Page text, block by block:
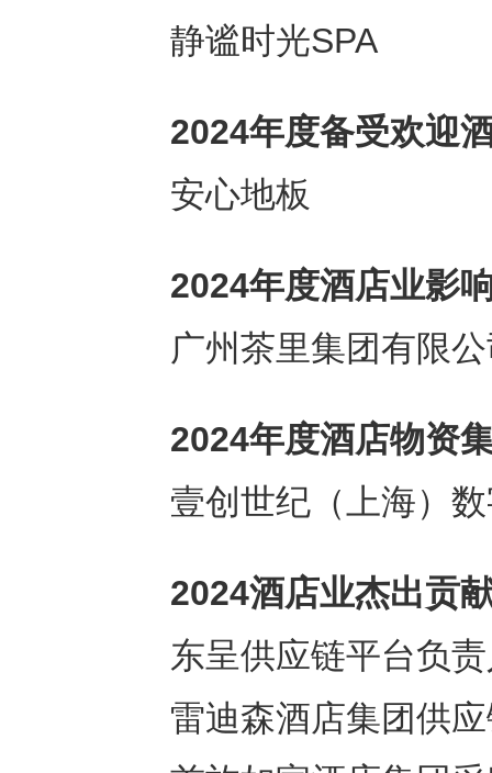
静谧时光SPA
2024年度备受欢迎
安心地板
2024年度酒店业影
广州茶里集团有限
2024年度酒店物资
壹创世纪（上海）
2024酒店业杰出贡
东呈供应链平台负
雷迪森酒店集团供